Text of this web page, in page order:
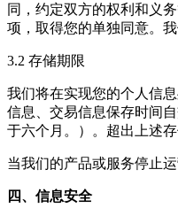
同，约定双方的权利和义
项，取得您的单独同意。
3.2 存储期限
我们将在实现您的个人信
信息、交易信息保存时间
于六个月。）。超出上述
当我们的产品或服务停止
四、信息安全